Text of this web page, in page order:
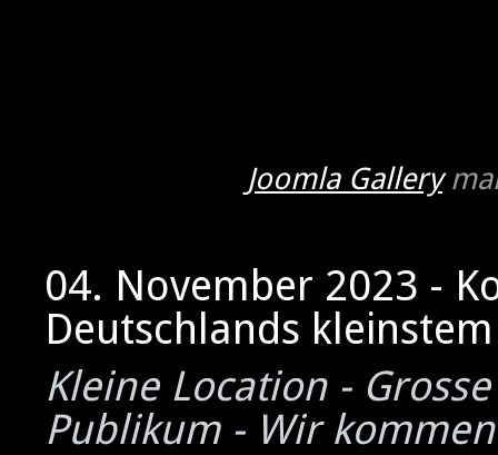
Joomla Gallery
04. November 2023 -
Deutschlands
Kleine Location -
Publikum - Wir